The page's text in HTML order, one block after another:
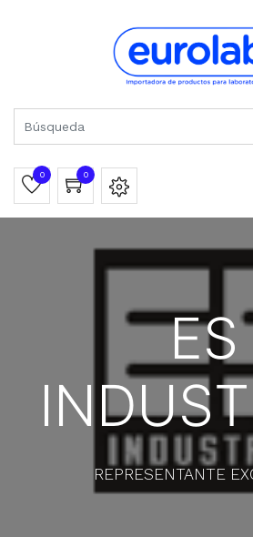
0 0
ES
REPRESENTANTE